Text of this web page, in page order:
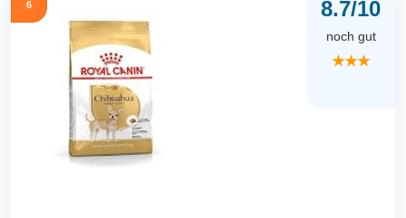
6 8.7/10
noch gut
★★★